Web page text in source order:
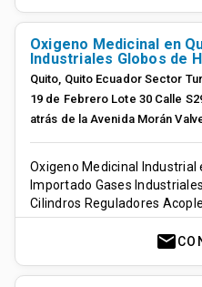
Oxigeno Medicinal en
Industriales Globos de
Quito Quito EcuadorSector
19 de Febrero Lote 30 Calle
atrás de la Avenida Morán
Oxigeno Medicinal Industrial
Importado Gases
Cilindros Reguladores
mail